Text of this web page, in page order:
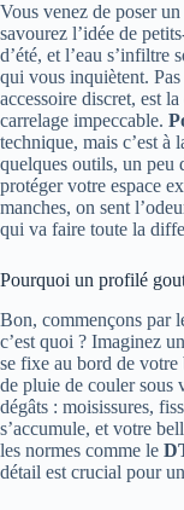
Vous venez de poser
savourez l’idée de
d’été, et l’eau s’infiltre
qui vous inquiètent.
accessoire discret, est
carrelage impeccable.
technique, mais c’est
quelques outils, un peu
protéger votre espace
manches, on sent
qui va faire toute la
Pourquoi un profilé
Bon, commençons par
c’est quoi ? Imaginez
se fixe au bord de votre
de pluie de couler sous
dégâts : moisissures,
s’accumule, et votre
les normes comme le
détail est crucial pour